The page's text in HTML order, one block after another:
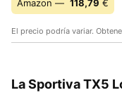
Amazon — 118,79 €
El precio podría variar.
La Sportiva TX5